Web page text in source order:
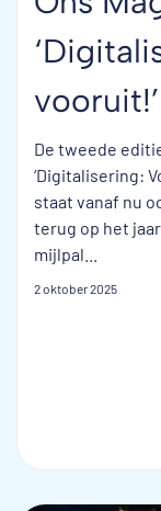
De tweede
‘Digitalisering:
staat vanaf nu
terug op het
mijlpal...
2 oktober 2025